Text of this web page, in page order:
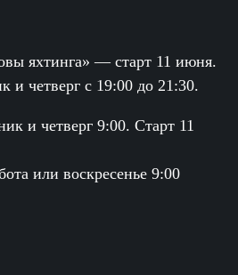
яхтинга» — старт 11 июня.
и четверг с 19:00 до 21:30.
и четверг 9:00. Старт 11
или воскресенье 9:00